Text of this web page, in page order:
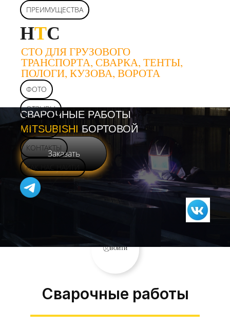
ПРЕИМУЩЕСТВА
НТС
СТО ДЛЯ ГРУЗОВОГО
ТРАНСПОРТА, СВАРКА, ТЕНТЫ,
ПОЛОГИ, КУЗОВА, ВОРОТА
ФОТО
ОТЗЫВЫ
УСЛУГИ
КОНТАКТЫ
КАК НАС НАЙТИ
ВОЙТИ
СВАРОЧНЫЕ РАБОТЫ
MITSUBISHI БОРТОВОЙ
Заказать
Сварочные работы